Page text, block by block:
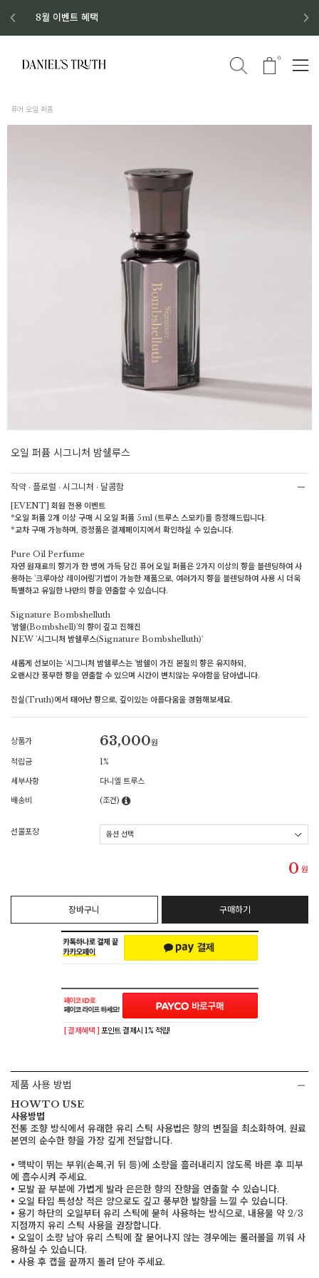
디스커버리 세트 No.1 출시
8월 이벤트 혜택
8월 증정품
신규회원 가입 혜택
0
퓨어 오일 퍼퓸
오일 퍼퓸 시그니처 밤쉘루스
작약 ∙ 플로럴 ∙ 시그니처 ∙ 달콤함
[EVENT] 회원 전용 이벤트
*오일 퍼퓸 2개 이상 구매 시 오일 퍼퓸 5ml (트루스 스모키)를 증정해드립니다.
*교차 구매 가능하며, 증정품은 결제페이지에서 확인하실 수 있습니다.
Pure Oil Perfume
자연 원재료의 향기가 한 병에 가득 담긴 퓨어 오일 퍼퓸은 2가지 이상의 향을 블렌딩하여 사
용하는 '크루아상 레이어링'기법이 가능한 제품으로, 여러가지 향을 블렌딩하여 사용 시 더욱
특별하고 유일한 나만의 향을 연출할 수 있습니다.
Signature Bombshelluth
'밤쉘(Bombshell)'의 향이 깊고 진해진
NEW '시그니처 밤쉘루스(Signature Bombshelluth)'
새롭게 선보이는 '시그니처 밤쉘루스는 '밤쉘이 가진 본질의 향은 유지하되,
오랜시간 풍부한 향을 연출할 수 있으며 시간이 변치않는 우아함을 담아냅니다.
진실(Truth)에서 태어난 향으로, 깊이있는 아름다움을 경험해보세요.
상품가 63,000원
적립금
1%
세부사항
다니엘 트루스
배송비
(조건)
선물포장
0 원
장바구니 구매하기
[ 결제혜택 ] 포인트 결제시 1% 적립!
제품 사용 방법
HOW TO USE
사용방법
전통 조향 방식에서 유래한 유리 스틱 사용법은 향의 변질을 최소화하여, 원료
본연의 순수한 향을 가장 깊게 전달합니다.
• 맥박이 뛰는 부위(손목,귀 뒤 등)에 소량을 흘러내리지 않도록 바른 후 피부
에 흡수시켜 주세요.
• 모발 끝 부분에 가볍게 발라 은은한 향의 잔향을 연출할 수 있습니다.
• 오일 타입 특성상 적은 양으로도 깊고 풍부한 발향을 느낄 수 있습니다.
• 용기 하단의 오일부터 유리 스틱에 묻혀 사용하는 방식으로, 내용물 약 2/3
지점까지 유리 스틱 사용을 권장합니다.
• 오일이 소량 남아 유리 스틱에 잘 묻어나지 않는 경우에는 롤러볼을 끼워 사
용하실 수 있습니다.
• 사용 후 캡을 끝까지 돌려 닫아 주세요.